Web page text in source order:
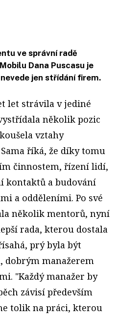
ve správní radě
Dana Puscasu je
jen střídání firem.
let strávila v jediné
několik pozic
vztahy
říká, že díky tomu
činnostem, řízení lidí,
kontaktů a budování
a odděleními. Po své
několik mentorů, nyní
rada, kterou dostala
prý byla být
dobrým manažerem
"Každý manažer by
závisí především
tolik na práci, kterou